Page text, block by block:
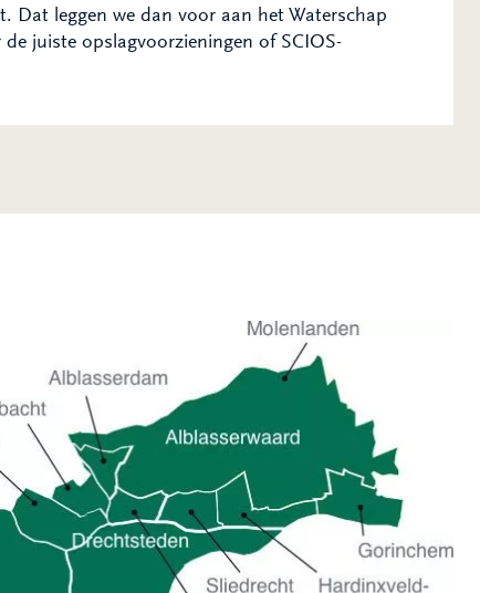
Dat leggen we dan voor aan het Waterschap
juiste opslagvoorzieningen of SCIOS-